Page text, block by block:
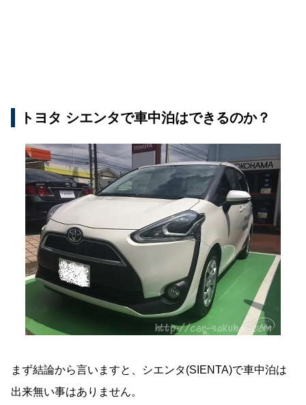
トヨタ シエンタで車中泊はできるのか？
まず結論から言いますと、シエンタ(SIENTA)で車中泊は
出来無い事はありません。